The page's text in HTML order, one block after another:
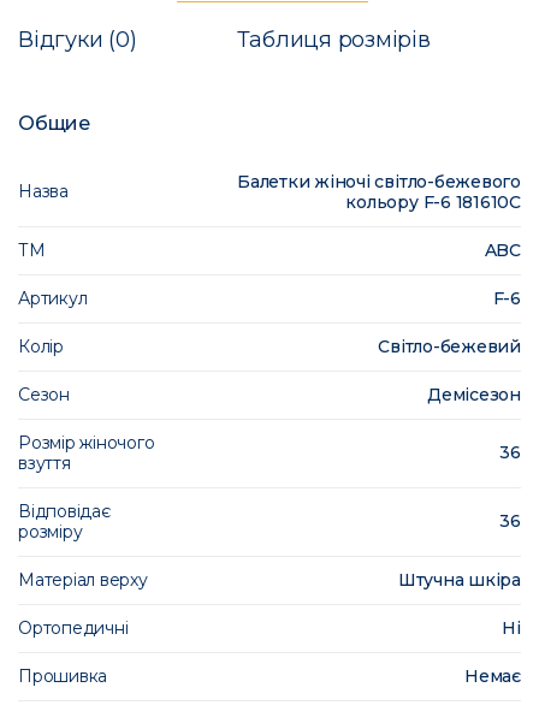
Відгуки (0) Таблиця розмірів
Общие
Назва
Балетки жіночі світло-бежевого
кольору F-6 181610C
ТМ ABC
Артикул F-6
Колір Світло-бежевий
Сезон Демісезон
Розмір жіночого
взуття
36
Відповідає
розміру
36
Матеріал верху Штучна шкіра
Ортопедичні Ні
Прошивка Немає